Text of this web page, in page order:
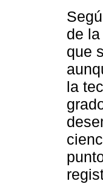
de
que
la